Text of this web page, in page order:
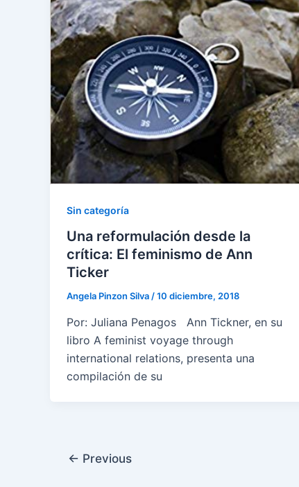
Sin categoría
Una reformulación desde la
crítica: El feminismo de Ann
Ticker
Angela Pinzon Silva/10 diciembre, 2018
Por: Juliana Penagos Ann Tickner, en su
libro A feminist voyage through
international relations, presenta una
compilación de su
← Previous